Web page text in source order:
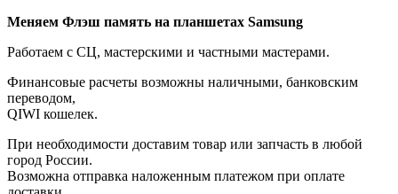
Меняем Флэш память на планшетах Samsung
Работаем с СЦ, мастерскими и частными мастерами.
Финансовые расчеты возможны наличными, банковским
переводом,
QIWI кошелек.
При необходимости доставим товар или запчасть в любой
город России.
Возможна отправка наложенным платежом при оплате